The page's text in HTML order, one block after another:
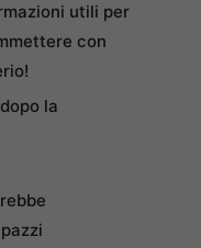
utili per
con
la